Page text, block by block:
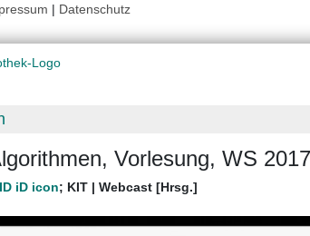
| Datenschutz
Vorlesung, WS
; KIT | Webcast [Hrsg.]